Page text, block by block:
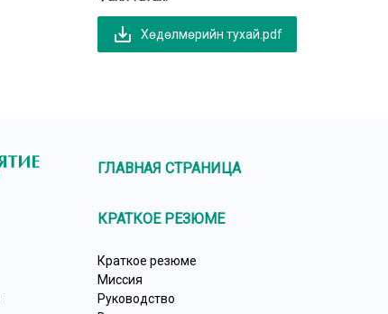
save_alt Хөдөлмөрийн тухай.pdf
ГЛАВНАЯ СТРАНИЦА
КРАТКОЕ РЕЗЮМЕ
Краткое резюме
Миссия
Руководство